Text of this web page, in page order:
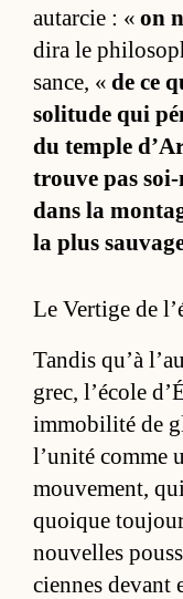
au­tar­cie : « on
dira le
san­ce, « de ce
so­li­tude qui
du temple
trouve pas
dans la
la plus
Le Vertige de
Tan­dis qu’à
grec, l’école
im­mo­bi­lité de
l’unité comme
mou­ve­ment,
quoique
nou­velles
ciennes de­vant